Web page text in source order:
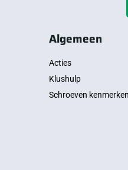
Algemeen
Acties
Klushulp
Schroeven kenmerken